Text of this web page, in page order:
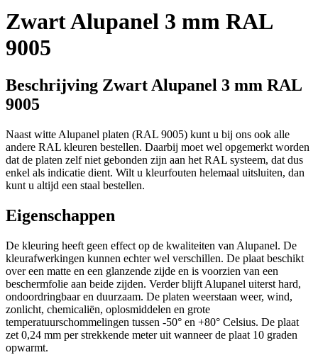
Zwart Alupanel 3 mm RAL
9005
Beschrijving Zwart Alupanel 3 mm RAL
9005
Naast witte Alupanel platen (RAL 9005) kunt u bij ons ook alle
andere RAL kleuren bestellen. Daarbij moet wel opgemerkt worden
dat de platen zelf niet gebonden zijn aan het RAL systeem, dat dus
enkel als indicatie dient. Wilt u kleurfouten helemaal uitsluiten, dan
kunt u altijd een staal bestellen.
Eigenschappen
De kleuring heeft geen effect op de kwaliteiten van Alupanel. De
kleurafwerkingen kunnen echter wel verschillen. De plaat beschikt
over een matte en een glanzende zijde en is voorzien van een
beschermfolie aan beide zijden. Verder blijft Alupanel uiterst hard,
ondoordringbaar en duurzaam. De platen weerstaan weer, wind,
zonlicht, chemicaliën, oplosmiddelen en grote
temperatuurschommelingen tussen -50° en +80° Celsius. De plaat
zet 0,24 mm per strekkende meter uit wanneer de plaat 10 graden
opwarmt.